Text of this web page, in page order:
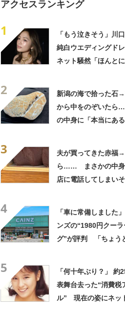
アクセスランキング
1
「もう泣きそう」川口
純白ウエディングド
ネット騒然「ほんと
2
新潟の海で拾った石→
から中をのぞいたら
の中身に「本当にあ
3
夫が買ってきた赤福
ら…… まさかの中身
店に電話してしまいそ
4
「車に常備しました
ンズの“1980円クーラ
グ”が評判 「ちょう
5
「何十年ぶり？」 約
表舞台去った“消費税
ル” 現在の姿にネッ